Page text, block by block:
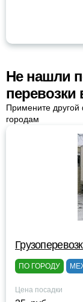
Не нашли
перевозки
Примените другой
городам
ПО ГОРОДУ
Цена посадки